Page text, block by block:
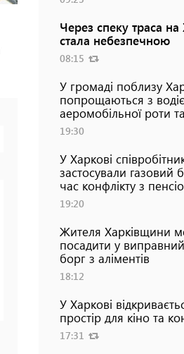
Через спеку траса на
стала небезпечною
08:15
У громаді поблизу
попрощаються з
аеромобільної роти
19:30
У Харкові
застосували газовий
час конфлікту з
19:20
Жителя Харківщини
посадити у
борг з аліментів
18:12
У Харкові
простір для кіно та
17:31